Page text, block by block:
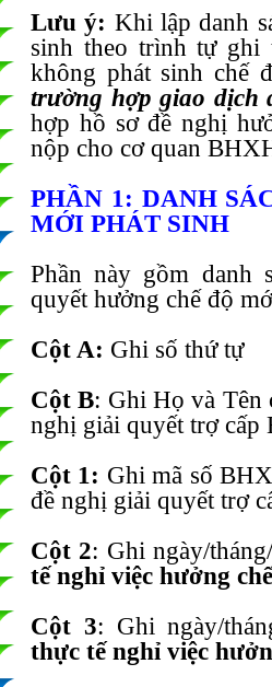
Lưu ý: Khi lập danh
sinh theo trình tự ghi
không phát sinh chế
trường hợp giao dịch
hợp hồ sơ đề nghị
nộp cho cơ quan
PHẦN 1: DANH
MỚI PHÁT SINH
Phần này gồm danh
quyết hưởng chế độ
Cột A: Ghi số thứ tự
Cột B: Ghi Họ và Tên
nghị giải quyết trợ cấp
Cột 1: Ghi mã số
đề nghị giải quyết trợ
Cột 2: Ghi ngày/
tế nghỉ việc hưởng
Cột 3: Ghi ngày/
thực tế nghỉ việc